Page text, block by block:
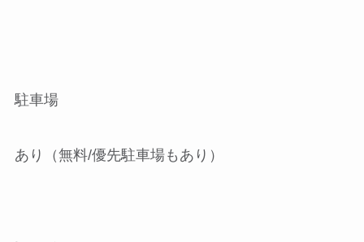
駐車場
あり（無料/優先駐車場もあり）